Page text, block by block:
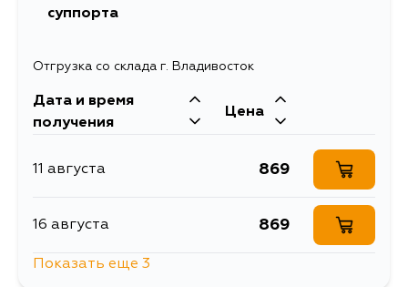
суппорта
Отгрузка со склада г. Владивосток
Дата и время
получения
Цена
11 августа 869
16 августа 869
Показать еще 3